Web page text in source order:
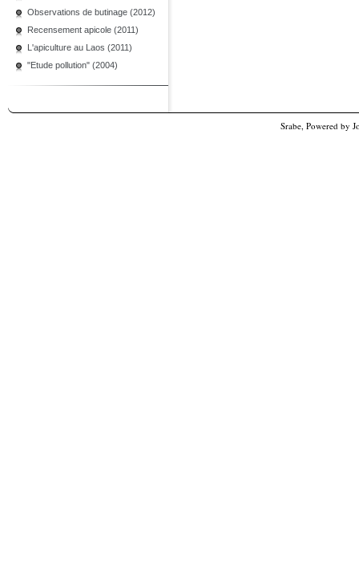
Observations de butinage (2012)
Recensement apicole (2011)
L'apiculture au Laos (2011)
"Etude pollution" (2004)
Srabe, Powered by